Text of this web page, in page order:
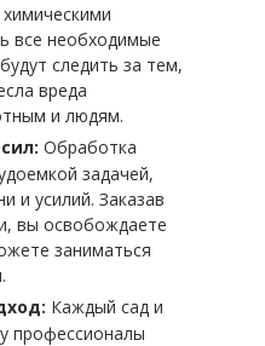
все необходимые
следить за тем,
вреда
и людям.
Обработка
задачей,
и усилий. Заказав
вы освобождаете
заниматься
Каждый сад и
профессионалы